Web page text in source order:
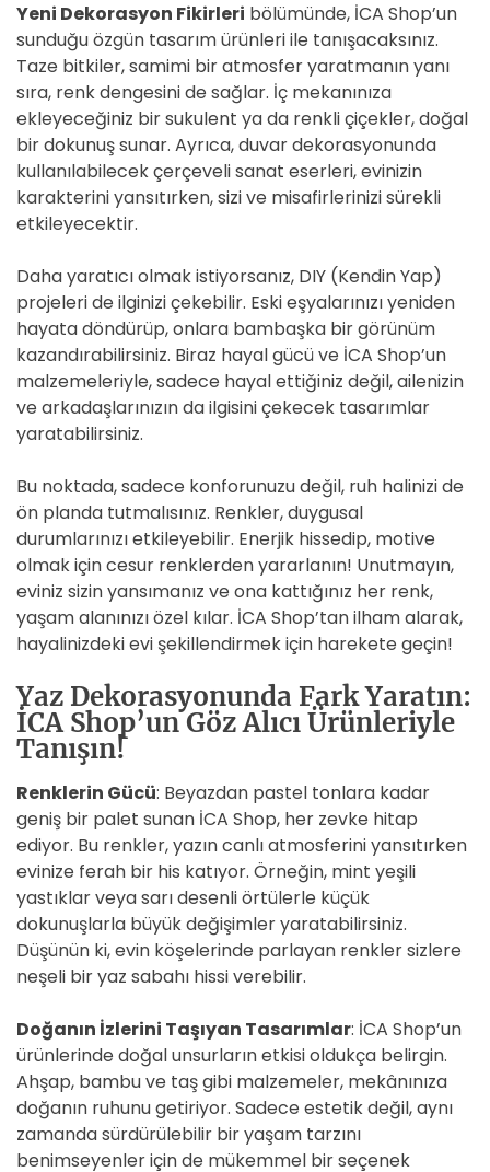
Yeni Dekorasyon Fikirleri bölümünde, İCA Shop’un
sunduğu özgün tasarım ürünleri ile tanışacaksınız.
Taze bitkiler, samimi bir atmosfer yaratmanın yanı
sıra, renk dengesini de sağlar. İç mekanınıza
ekleyeceğiniz bir sukulent ya da renkli çiçekler, doğal
bir dokunuş sunar. Ayrıca, duvar dekorasyonunda
kullanılabilecek çerçeveli sanat eserleri, evinizin
karakterini yansıtırken, sizi ve misafirlerinizi sürekli
etkileyecektir.
Daha yaratıcı olmak istiyorsanız, DIY (Kendin Yap)
projeleri de ilginizi çekebilir. Eski eşyalarınızı yeniden
hayata döndürüp, onlara bambaşka bir görünüm
kazandırabilirsiniz. Biraz hayal gücü ve İCA Shop’un
malzemeleriyle, sadece hayal ettiğiniz değil, ailenizin
ve arkadaşlarınızın da ilgisini çekecek tasarımlar
yaratabilirsiniz.
Bu noktada, sadece konforunuzu değil, ruh halinizi de
ön planda tutmalısınız. Renkler, duygusal
durumlarınızı etkileyebilir. Enerjik hissedip, motive
olmak için cesur renklerden yararlanın! Unutmayın,
eviniz sizin yansımanız ve ona kattığınız her renk,
yaşam alanınızı özel kılar. İCA Shop’tan ilham alarak,
hayalinizdeki evi şekillendirmek için harekete geçin!
Yaz Dekorasyonunda Fark Yaratın:
İCA Shop’un Göz Alıcı Ürünleriyle
Tanışın!
Renklerin Gücü: Beyazdan pastel tonlara kadar
geniş bir palet sunan İCA Shop, her zevke hitap
ediyor. Bu renkler, yazın canlı atmosferini yansıtırken
evinize ferah bir his katıyor. Örneğin, mint yeşili
yastıklar veya sarı desenli örtülerle küçük
dokunuşlarla büyük değişimler yaratabilirsiniz.
Düşünün ki, evin köşelerinde parlayan renkler sizlere
neşeli bir yaz sabahı hissi verebilir.
Doğanın İzlerini Taşıyan Tasarımlar: İCA Shop’un
ürünlerinde doğal unsurların etkisi oldukça belirgin.
Ahşap, bambu ve taş gibi malzemeler, mekânınıza
doğanın ruhunu getiriyor. Sadece estetik değil, aynı
zamanda sürdürülebilir bir yaşam tarzını
benimseyenler için de mükemmel bir seçenek